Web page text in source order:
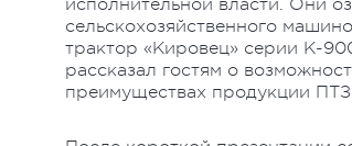
исполнительной власти. Они
сельскохозяйственного
трактор «Кировец» серии К-
рассказал гостям о
преимуществах продукции